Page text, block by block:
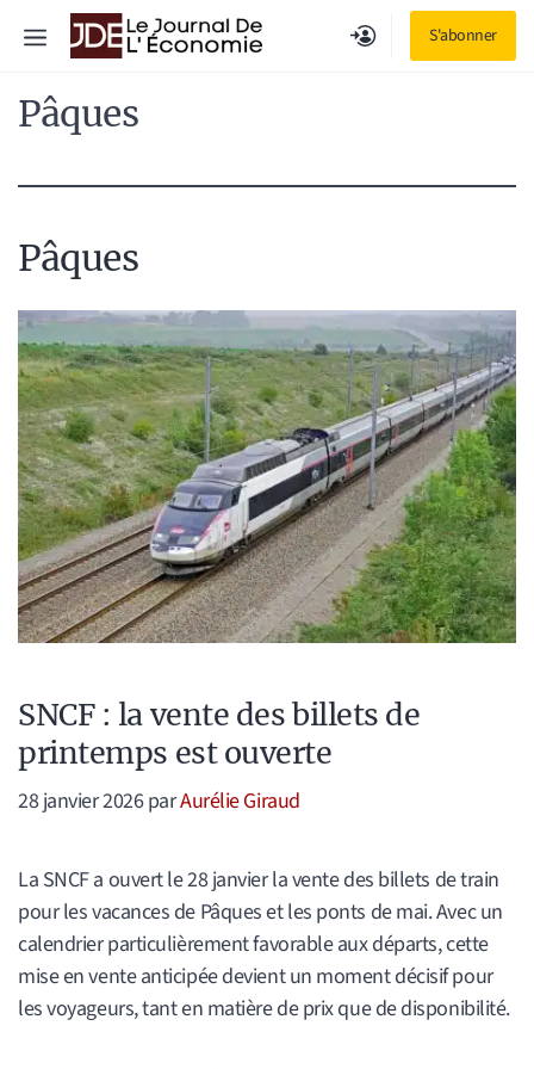
S'abonner
Menu
Pâques
Pâques
SNCF : la vente des billets de
printemps est ouverte
28 janvier 2026parAurélie Giraud
La SNCF a ouvert le 28 janvier la vente des billets de train
pour les vacances de Pâques et les ponts de mai. Avec un
calendrier particulièrement favorable aux départs, cette
mise en vente anticipée devient un moment décisif pour
les voyageurs, tant en matière de prix que de disponibilité.